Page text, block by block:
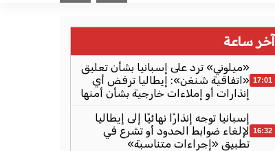
آخر ساعة
17:01
«ميلوني» ترد على إسبانيا بشأن تعليق
«اتفاقية شنغن»: إيطاليا ترفض أي
إنذارات أو إملاءات خارجية بشأن أمنها
16:32
إسبانيا توجه إنذارًا نهائيًا إلى إيطاليا
لإلغاء ضوابط الحدود أو تشرع في
تطبيق «إجراءات متناسبة»